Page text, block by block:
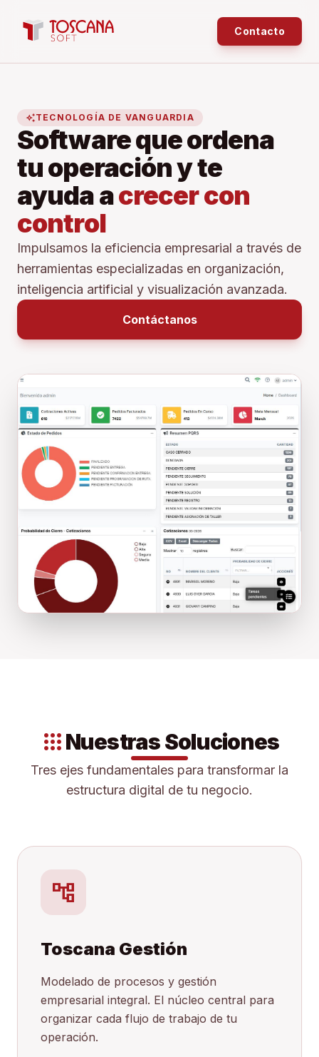
Contacto
auto_awesomeTECNOLOGÍA DE VANGUARDIA
Software que ordena
tu operación y te
ayuda acrecer con
control
Impulsamos la eficiencia empresarial a través de
herramientas especializadas en organización,
inteligencia artificial y visualización avanzada.
Contáctanos
appsNuestras Soluciones
Tres ejes fundamentales para transformar la
estructura digital de tu negocio.
account_tree
Toscana Gestión
Modelado de procesos y gestión
empresarial integral. El núcleo central para
organizar cada flujo de trabajo de tu
operación.